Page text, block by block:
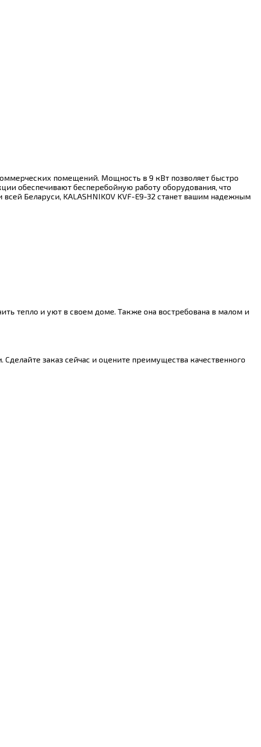
помещений. Мощность в 9 кВт позволяет быстро
обеспечивают бесперебойную работу оборудования, что
Беларуси, KALASHNIKOV KVF-E9-32 станет вашим надежным
тепло и уют в своем доме. Также она востребована в малом и
Сделайте заказ сейчас и оцените преимущества качественного